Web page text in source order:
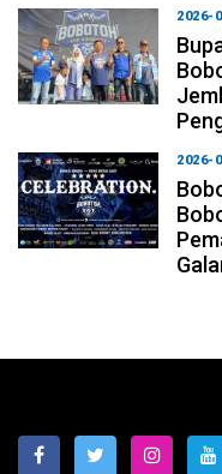
2026-
2026-